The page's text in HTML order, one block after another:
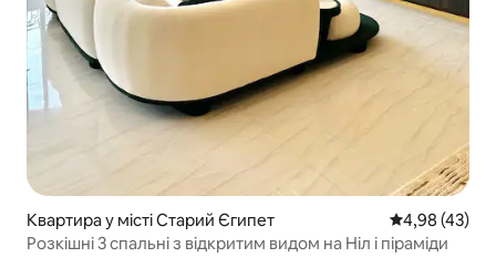
Квартира у місті Старий Єгипет Середня
4,98 (43)
Розкішні 3 спальні з відкритим видом на Ніл і піраміди